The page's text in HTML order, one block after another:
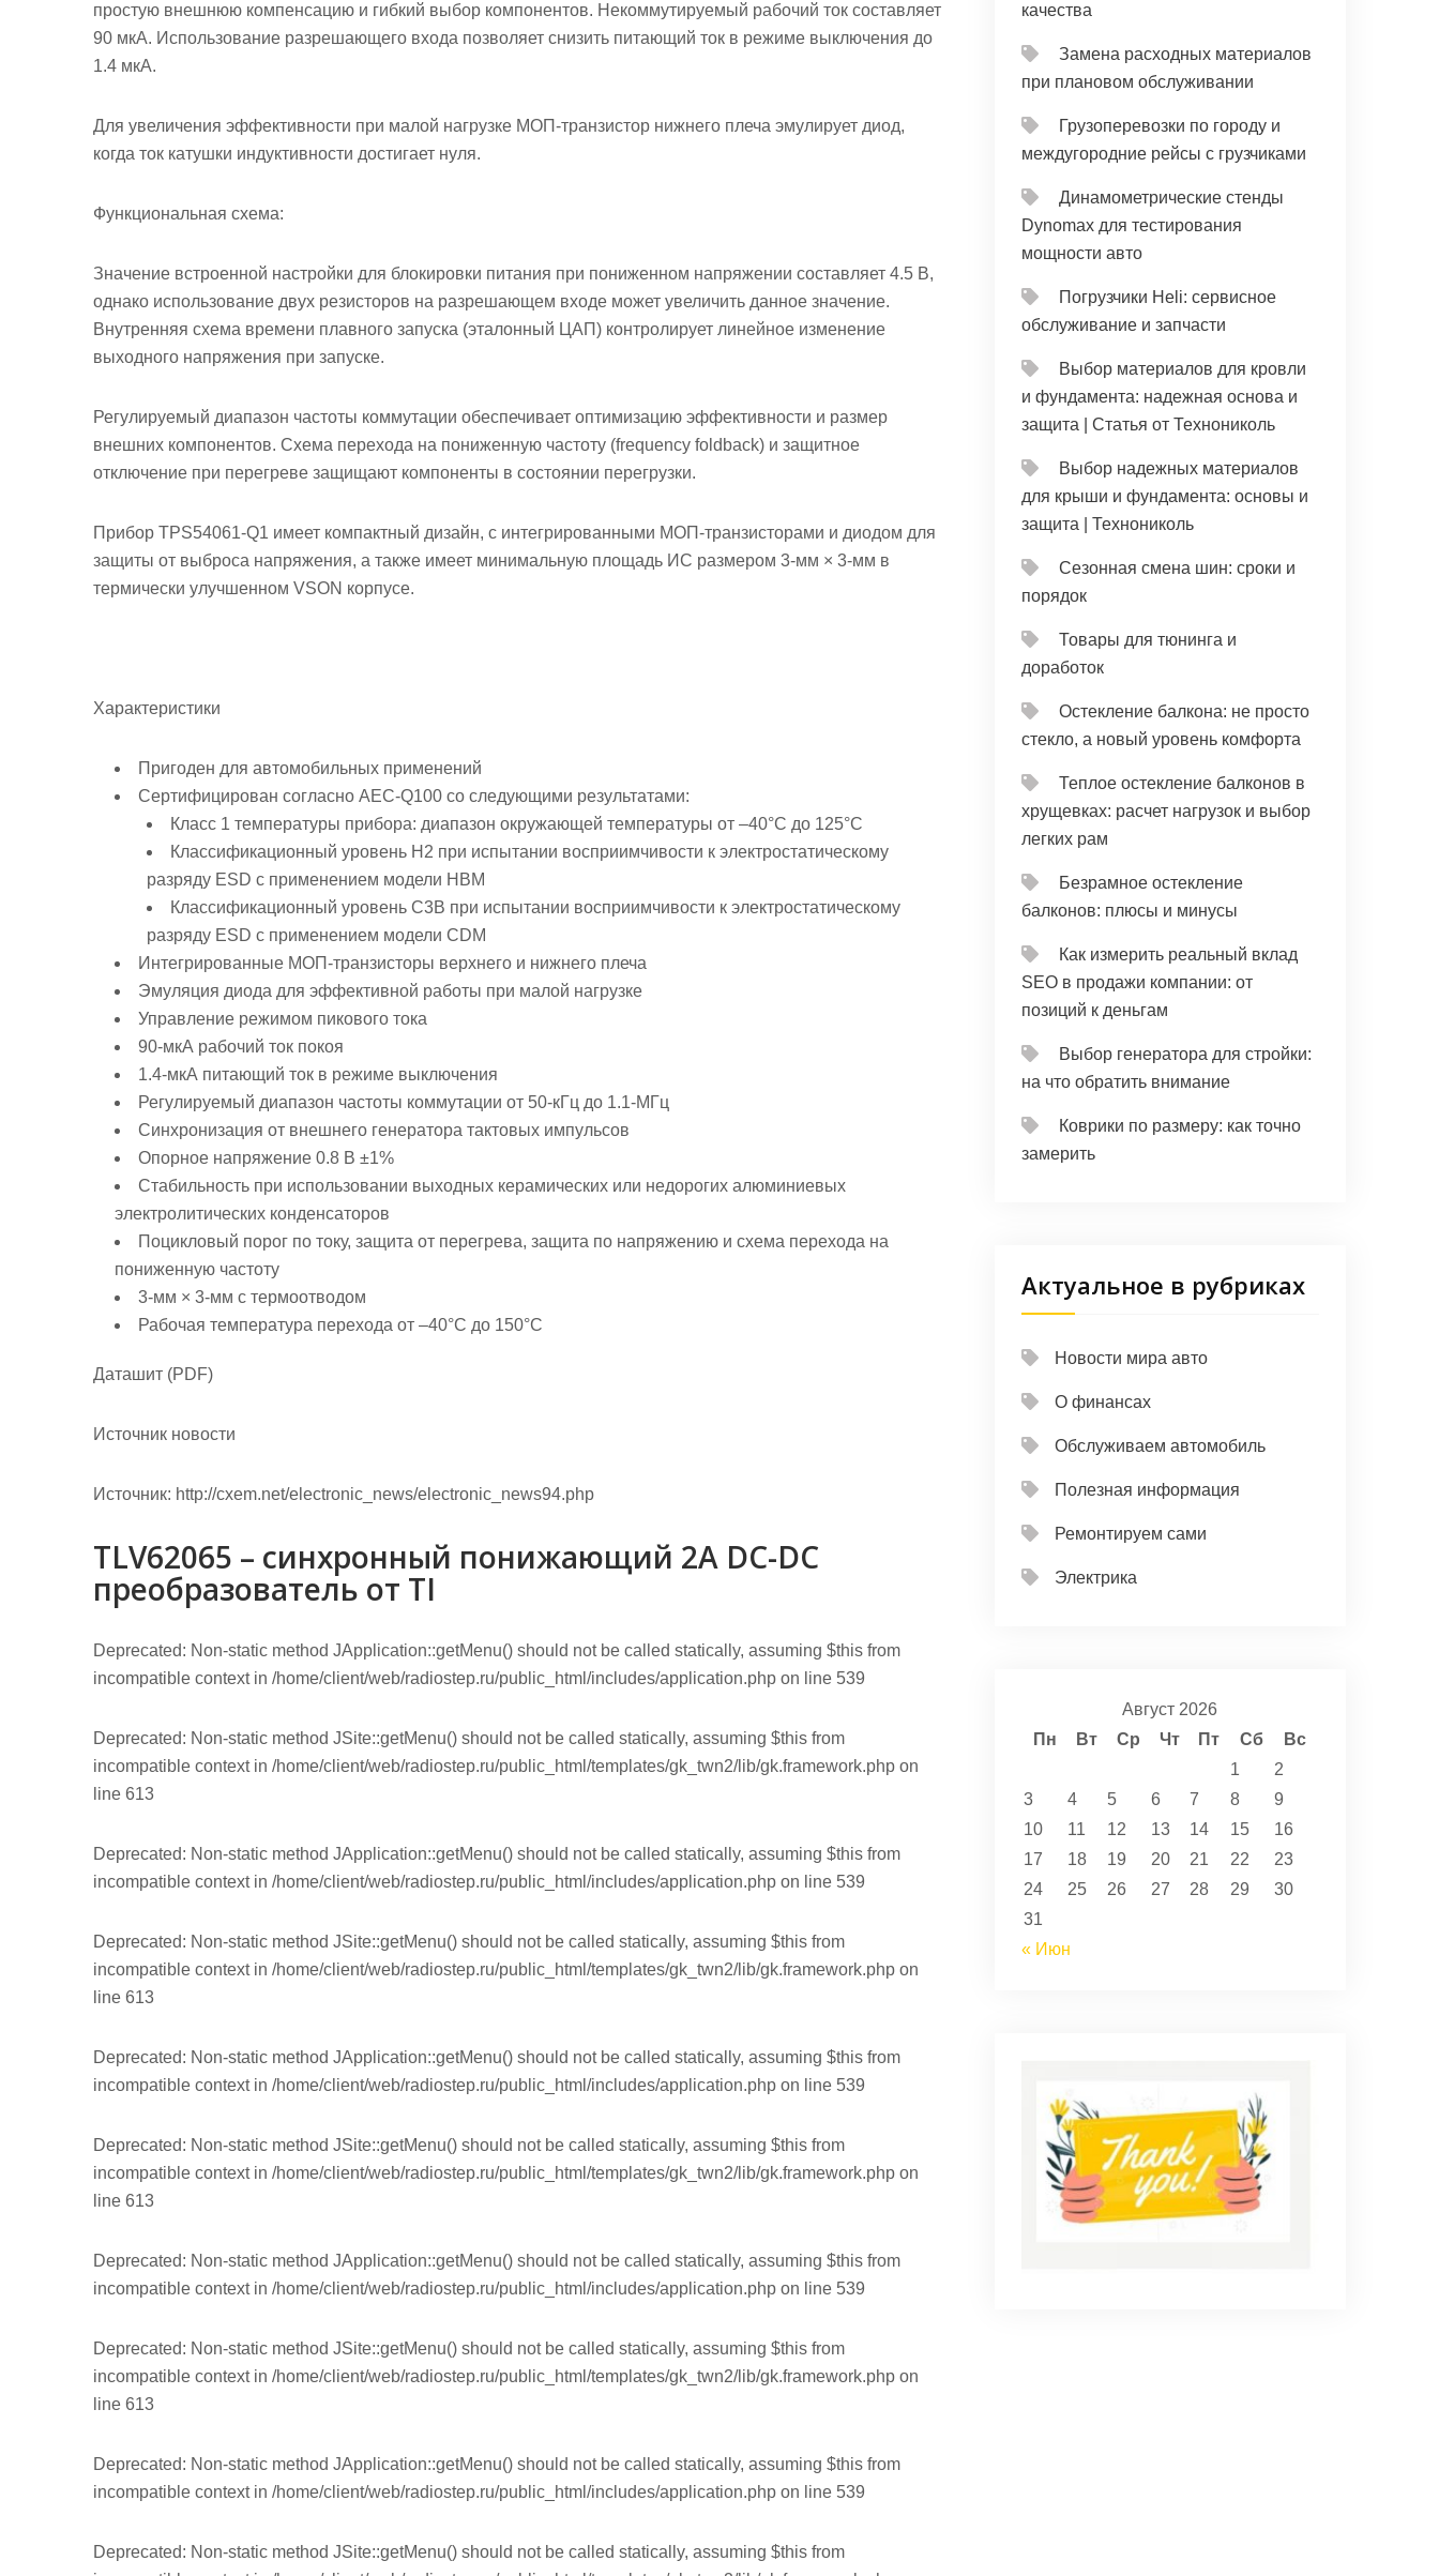
простую внешнюю компенсацию и гибкий выбор компонентов. Некоммутируемый рабочий ток составляет
90 мкА. Использование разрешающего входа позволяет снизить питающий ток в режиме выключения до
1.4 мкА.
Для увеличения эффективности при малой нагрузке МОП-транзистор нижнего плеча эмулирует диод,
когда ток катушки индуктивности достигает нуля.
Функциональная схема:
Значение встроенной настройки для блокировки питания при пониженном напряжении составляет 4.5 В,
однако использование двух резисторов на разрешающем входе может увеличить данное значение.
Внутренняя схема времени плавного запуска (эталонный ЦАП) контролирует линейное изменение
выходного напряжения при запуске.
Регулируемый диапазон частоты коммутации обеспечивает оптимизацию эффективности и размер
внешних компонентов. Схема перехода на пониженную частоту (frequency foldback) и защитное
отключение при перегреве защищают компоненты в состоянии перегрузки.
Прибор TPS54061-Q1 имеет компактный дизайн, с интегрированными МОП-транзисторами и диодом для
защиты от выброса напряжения, а также имеет минимальную площадь ИС размером 3-мм × 3-мм в
термически улучшенном VSON корпусе.
Характеристики
Пригоден для автомобильных применений
Сертифицирован согласно AEC-Q100 со следующими результатами:
Класс 1 температуры прибора: диапазон окружающей температуры от –40°C до 125°C
Классификационный уровень H2 при испытании восприимчивости к электростатическому
разряду ESD с применением модели HBM
Классификационный уровень C3B при испытании восприимчивости к электростатическому
разряду ESD с применением модели CDM
Интегрированные МОП-транзисторы верхнего и нижнего плеча
Эмуляция диода для эффективной работы при малой нагрузке
Управление режимом пикового тока
90-мкА рабочий ток покоя
1.4-мкА питающий ток в режиме выключения
Регулируемый диапазон частоты коммутации от 50-кГц до 1.1-МГц
Синхронизация от внешнего генератора тактовых импульсов
Опорное напряжение 0.8 В ±1%
Стабильность при использовании выходных керамических или недорогих алюминиевых
электролитических конденсаторов
Поцикловый порог по току, защита от перегрева, защита по напряжению и схема перехода на
пониженную частоту
3-мм × 3-мм с термоотводом
Рабочая температура перехода от –40°C до 150°C
Даташит (PDF)
Источник новости
Источник: http://cxem.net/electronic_news/electronic_news94.php
TLV62065 – синхронный понижающий 2A DC-DC
преобразователь от TI
Deprecated: Non-static method JApplication::getMenu() should not be called statically, assuming $this from
incompatible context in /home/client/web/radiostep.ru/public_html/includes/application.php on line 539
Deprecated: Non-static method JSite::getMenu() should not be called statically, assuming $this from
incompatible context in /home/client/web/radiostep.ru/public_html/templates/gk_twn2/lib/gk.framework.php on
line 613
Deprecated: Non-static method JApplication::getMenu() should not be called statically, assuming $this from
incompatible context in /home/client/web/radiostep.ru/public_html/includes/application.php on line 539
Deprecated: Non-static method JSite::getMenu() should not be called statically, assuming $this from
incompatible context in /home/client/web/radiostep.ru/public_html/templates/gk_twn2/lib/gk.framework.php on
line 613
Deprecated: Non-static method JApplication::getMenu() should not be called statically, assuming $this from
incompatible context in /home/client/web/radiostep.ru/public_html/includes/application.php on line 539
Deprecated: Non-static method JSite::getMenu() should not be called statically, assuming $this from
incompatible context in /home/client/web/radiostep.ru/public_html/templates/gk_twn2/lib/gk.framework.php on
line 613
Deprecated: Non-static method JApplication::getMenu() should not be called statically, assuming $this from
incompatible context in /home/client/web/radiostep.ru/public_html/includes/application.php on line 539
Deprecated: Non-static method JSite::getMenu() should not be called statically, assuming $this from
incompatible context in /home/client/web/radiostep.ru/public_html/templates/gk_twn2/lib/gk.framework.php on
line 613
Deprecated: Non-static method JApplication::getMenu() should not be called statically, assuming $this from
incompatible context in /home/client/web/radiostep.ru/public_html/includes/application.php on line 539
Deprecated: Non-static method JSite::getMenu() should not be called statically, assuming $this from
качества
Замена расходных материалов
при плановом обслуживании
Грузоперевозки по городу и
междугородние рейсы с грузчиками
Динамометрические стенды
Dynomax для тестирования
мощности авто
Погрузчики Heli: сервисное
обслуживание и запчасти
Выбор материалов для кровли
и фундамента: надежная основа и
защита | Статья от Технониколь
Выбор надежных материалов
для крыши и фундамента: основы и
защита | Технониколь
Сезонная смена шин: сроки и
порядок
Товары для тюнинга и
доработок
Остекление балкона: не просто
стекло, а новый уровень комфорта
Теплое остекление балконов в
хрущевках: расчет нагрузок и выбор
легких рам
Безрамное остекление
балконов: плюсы и минусы
Как измерить реальный вклад
SEO в продажи компании: от
позиций к деньгам
Выбор генератора для стройки:
на что обратить внимание
Коврики по размеру: как точно
замерить
Актуальное в рубриках
Новости мира авто
О финансах
Обслуживаем автомобиль
Полезная информация
Ремонтируем сами
Электрика
Август 2026
Пн
Вт Ср Чт Пт Сб
Вс
1
2
3
4 5 6 7 8
9
10
11 12 13 14 15
16
17
18 19 20 21 22
23
24
25 26 27 28 29
30
31
« Июн